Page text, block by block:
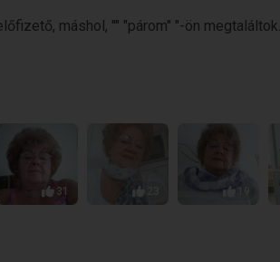
Nem leszek előfizető, de
Facebookon *moderálva*
máshol, "" "párom" "-ön megtaláltok.
31